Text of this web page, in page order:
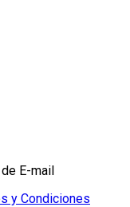
E-mail
y Condiciones